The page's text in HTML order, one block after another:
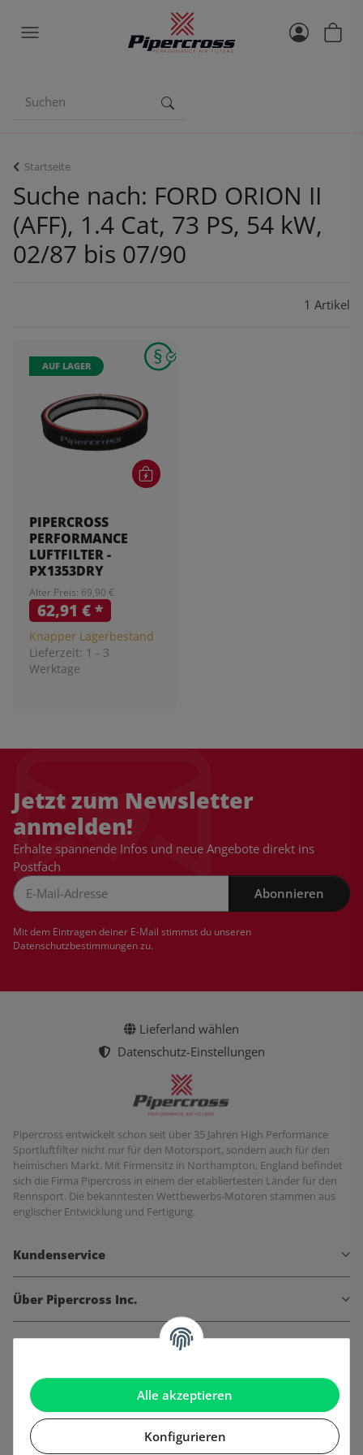
Alle akzeptieren
Konfigurieren
Startseite
Suche nach: FORD ORION II
(AFF), 1.4 Cat, 73 PS, 54 kW,
02/87 bis 07/90
1 Artikel
AUF LAGER
PIPERCROSS
PERFORMANCE
LUFTFILTER -
PX1353DRY
Alter Preis: 69,90 €
62,91 €*
Knapper Lagerbestand
Lieferzeit: 1 - 3
Werktage
Jetzt zum Newsletter
anmelden!
Erhalte spannende Infos und neue Angebote direkt ins
Postfach
Abonnieren
Mit dem Eintragen deiner E-Mail stimmst du unseren
Datenschutzbestimmungenzu.
Lieferland wählen
Datenschutz-Einstellungen
Pipercross entwickelt schon seit über 35 Jahren High Performance
Sportluftfilter nicht nur für den Motorsport, sondern auch für den
heimischen Markt. Mit Firmensitz in Northampton, England befindet
sich die Firma Pipercross in einem der etabliertesten Länder für den
Rennsport. Die bekanntesten Wettbewerbs-Motoren stammen aus
englischer Entwicklung und Fertigung.
Kundenservice
Über Pipercross Inc.
Informationen
Gesetzliche Informationen